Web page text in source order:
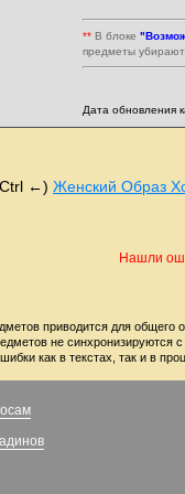
** В блоке
предметы
Дата обновления
←) Женский Образ
Нашли
приводится для общего
не синхронизируются
как в текстах, так и в